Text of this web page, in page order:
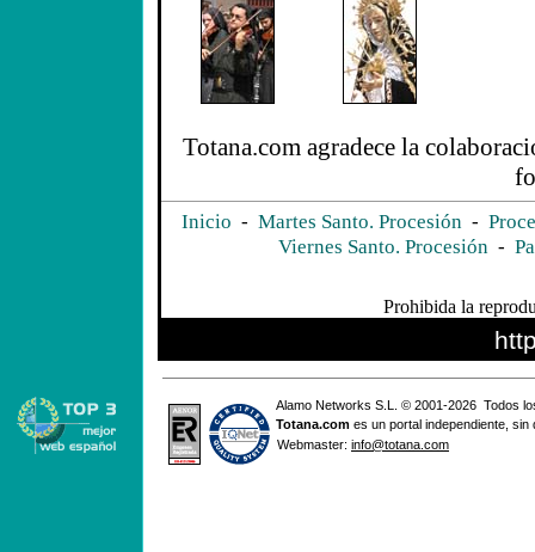
Totana.com agradece la
Inicio - Martes Santo. Procesión-
Viernes Santo. Procesión -
Prohibida la
Alamo Networks S.L. © 2001-2026 Todos
Totana.com es un portal independiente,
Webmaster: info@totana.com